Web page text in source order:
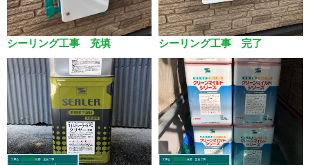
シーリング工事 充填 シーリング工事 完了